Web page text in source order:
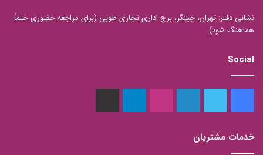
نشانی دفتر: تهران، چیتگر، برج اداری تجاری طوبی (برای مراجعه حضوری حتماً
هماهنگ شود)
Social
خدمات مشتریان